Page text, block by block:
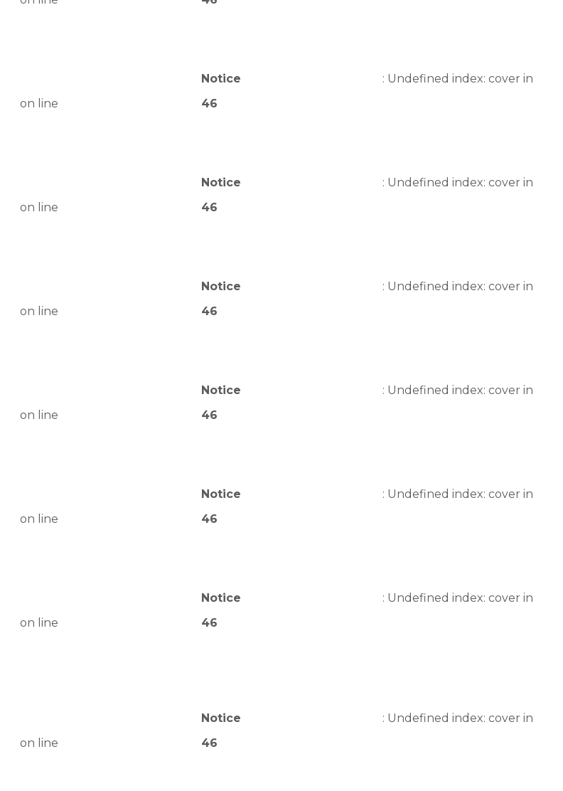
Notice : Undefined index: cover in
on line
46
Notice : Undefined index: cover in
on line
46
Notice : Undefined index: cover in
on line
46
Notice : Undefined index: cover in
on line
46
Notice : Undefined index: cover in
on line
46
Notice : Undefined index: cover in
on line
46
Notice : Undefined index: cover in
on line
46